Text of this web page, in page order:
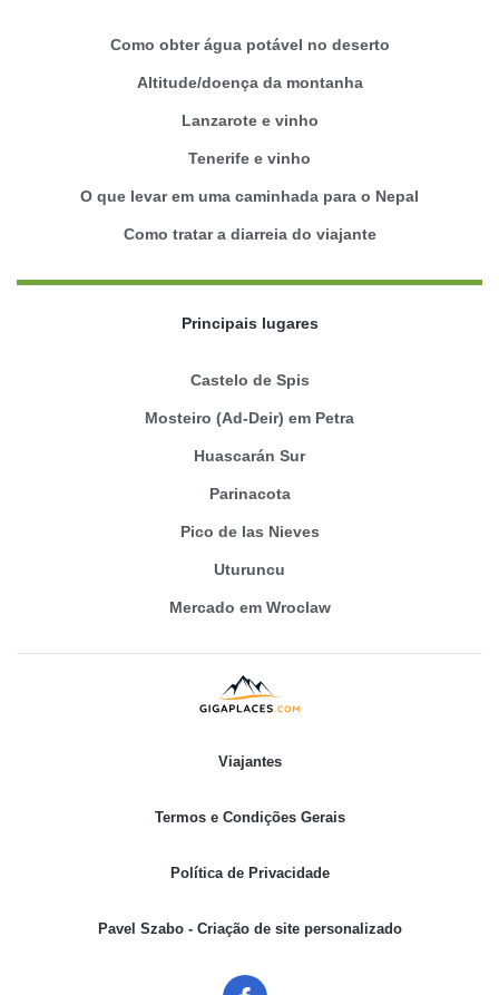
Como obter água potável no deserto
Altitude/doença da montanha
Lanzarote e vinho
Tenerife e vinho
O que levar em uma caminhada para o Nepal
Como tratar a diarreia do viajante
Principais lugares
Castelo de Spis
Mosteiro (Ad-Deir) em Petra
Huascarán Sur
Parinacota
Pico de las Nieves
Uturuncu
Mercado em Wroclaw
Viajantes
Termos e Condições Gerais
Política de Privacidade
Pavel Szabo - Criação de site personalizado